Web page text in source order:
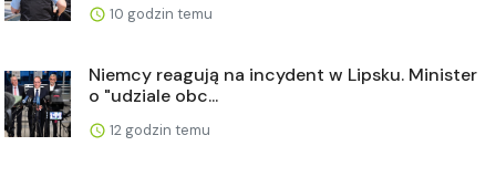
10 godzin temu
Niemcy reagują na incydent w Lipsku. Minister
o "udziale obc...
12 godzin temu